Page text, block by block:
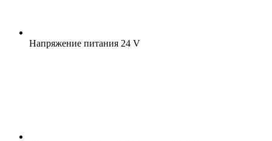
Напряжение питания 24 V